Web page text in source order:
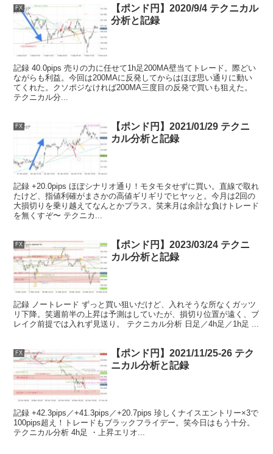
FX
【ポンド円】2020/9/4 テクニカル
分析と記録
記録 40.0pips 売りの力に任せて1h足200MA壁当てトレード。際どい
ながらも利益。今回は200MAに反発してからはほぼ思い通りに動い
てくれた。クソポジなければ200MA三度目の反発で買いも狙えた。
テクニカル分...
FX
【ポンド円】2021/01/29 テクニ
カル分析と記録
記録 +20.0pips ほぼシナリオ通り！モタモタせずに買い。直線で取れ
たけど、指値利確がまさかの高値ギリギリでヒヤッと。今月は2回の
大損切りを乗り越えてなんとかプラス。笑来月は余計な負けトレード
を無くすぞ〜 テクニカ...
FX
【ポンド円】2023/03/24 テクニ
カル分析と記録
記録 ノートレード ずっと買い狙いだけど、入れそうな所なくガッツ
リ下降。笑週前半の上昇は予測はしていたが、損切り位置が遠く、ブ
レイク前提では入れず見送り。 テクニカル分析 日足／4h足／1h足 ...
FX
【ポンド円】2021/11/25-26 テク
ニカル分析と記録
記録 +42.3pips／+41.3pips／+20.7pips 珍しくナイスエントリー×3で
100pips超え！トレードもブラックフライデー。笑今日はもう十分。
テクニカル分析 4h足 ・上昇エリオ...